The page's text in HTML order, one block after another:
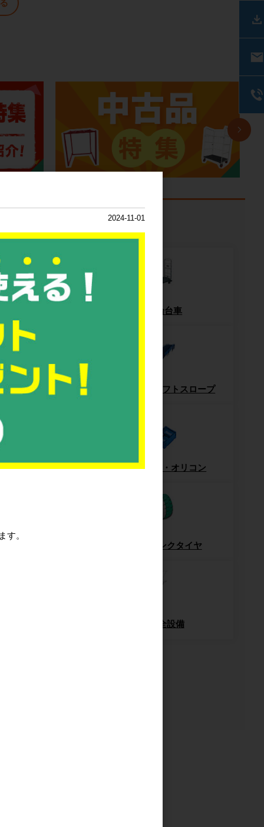
6輪台車
パレット フォークリフトスロープ
・ハンドパレット コンテナ・オリコン
ノーパンクタイヤ
安全設備
2024-11-01
す。